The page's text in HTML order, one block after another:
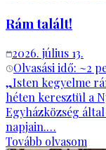
Rám talált!
2026. július 13.
Olvasási idő: ~2
„Isten kegyelme
héten keresztül a
Egyházközség
napjain.…
Tovább olvasom